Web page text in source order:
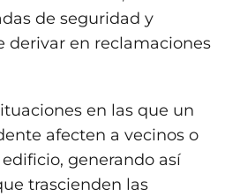
de seguridad y
derivar en reclamaciones
en las que un
afecten a vecinos o
generando así
trascienden las